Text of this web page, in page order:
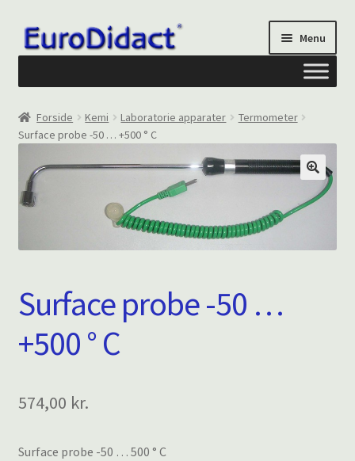
Spring
til
Spring
til
Menu
Om os
Privatliv og cookies
Kontakt formular
Forside Kemi Laboratorie apparater
Termometer
Surface probe -50 … +500 ° C
Surface probe -50 …
+500 ° C
574,00 kr.
Surface probe -50 … 500 ° C